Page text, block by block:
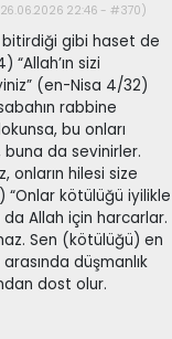
22:46 - #370)
bitirdiği gibi haset de
sizi
(en-Nisa 4/32)
rabbine
bu onları
buna da sevinirler.
onların hilesi size
kötülüğü iyilikle
Allah için harcarlar.
Sen (kötülüğü) en
düşmanlık
dost olur.